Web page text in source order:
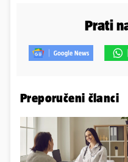
Prati
Preporučeni članci